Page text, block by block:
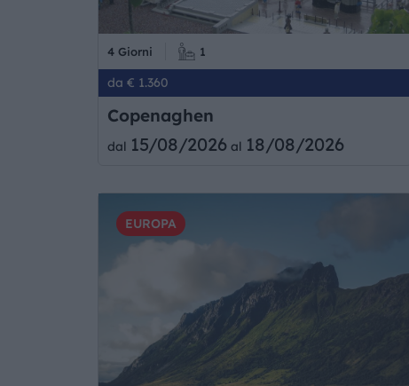
4 Giorni 1
da € 1.360
Copenaghen
dal 15/08/2026al 18/08/2026
EUROPA